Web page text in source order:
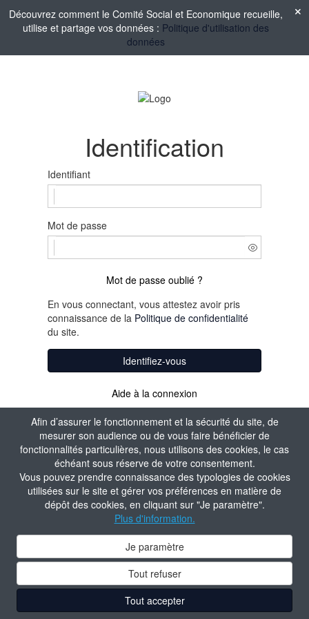
Afin d’assurer le fonctionnement et la sécurité du site, de
mesurer son audience ou de vous faire bénéficier de
fonctionnalités particulières, nous utilisons des cookies, le cas
échéant sous réserve de votre consentement.
Vous pouvez prendre connaissance des typologies de cookies
utilisées sur le site et gérer vos préférences en matière de
dépôt des cookies, en cliquant sur "Je paramètre".
Plus d'information.
Je paramètre
Tout refuser
Tout accepter
Découvrez comment le Comité Social et Economique recueille,
utilise et partage vos données : Politique d'utilisation des
données
Identification
Identifiant
Mot de passe
Mot de passe oublié ?
En vous connectant, vous attestez avoir pris
connaissance de la Politique de confidentialité
du site.
Identifiez-vous
Aide à la connexion